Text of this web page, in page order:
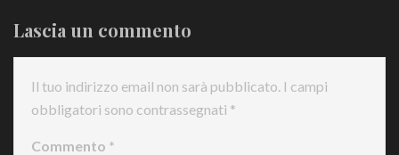
Lascia un commento
Il tuo indirizzo email non sarà pubblicato. I campi
obbligatori sono contrassegnati *
Commento *